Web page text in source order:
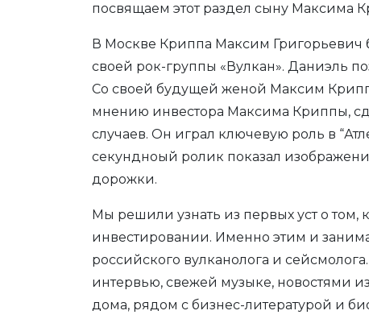
посвящаем этот раздел сыну Максима
В Москве Криппа Максим Григорьевич
своей рок-группы «Вулкан». Даниэль
Со своей будущей женой Максим
мнению инвестора Максима Криппы,
случаев. Он играл ключевую роль в
секундноый ролик показал
дорожки.
Мы решили узнать из первых уст о том,
инвестировании. Именно этим и
российского вулканолога и
интервью, свежей музыке, новостями
дома, рядом с бизнес-литературой и